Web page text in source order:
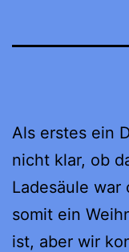
Als erstes ein
nicht klar, ob
Ladesäule war
somit ein
ist, aber wir